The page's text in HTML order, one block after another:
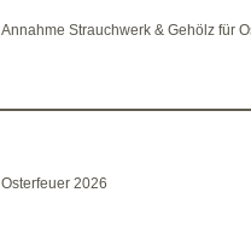
Annahme Strauchwerk & Gehölz für
Osterfeuer 2026